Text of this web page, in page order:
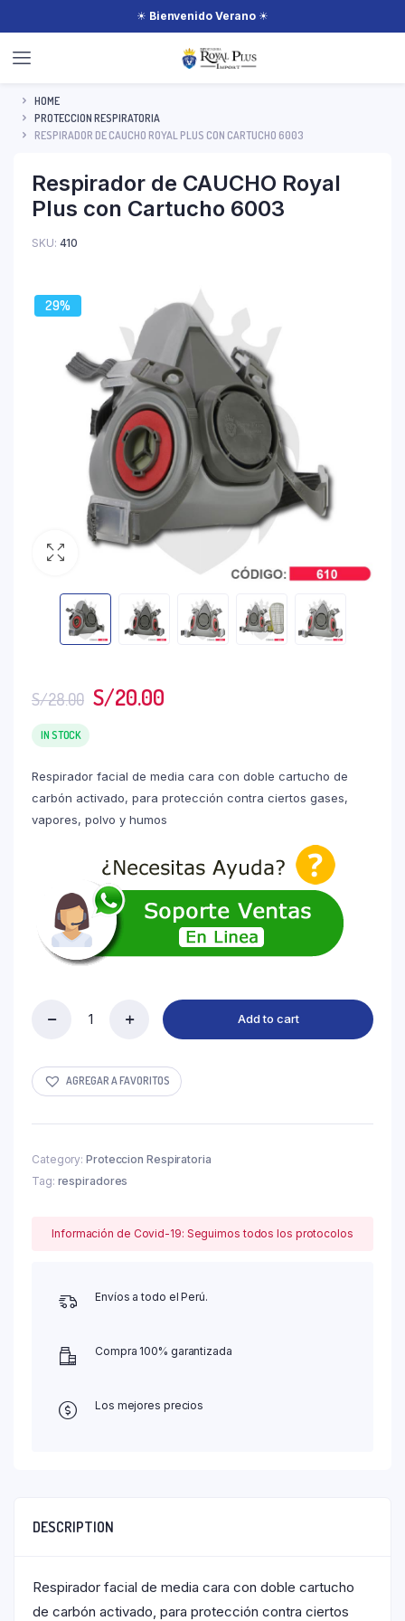
☀ Bienvenido Verano ☀
HOME
PROTECCION RESPIRATORIA
RESPIRADOR DE CAUCHO ROYAL PLUS CON CARTUCHO 6003
Respirador de CAUCHO Royal
Plus con Cartucho 6003
SKU: 410
29%
S/28.00 S/20.00
IN STOCK
Respirador facial de media cara con doble cartucho de
carbón activado, para protección contra ciertos gases,
vapores, polvo y humos
Respirador
Royal
Plus
Cartucho
quantity
Add to cart
AGREGAR A FAVORITOS
Category: Proteccion Respiratoria
Tag: respiradores
Información de Covid-19: Seguimos todos los protocolos
Envíos a todo el Perú.
Compra 100% garantizada
Los mejores precios
DESCRIPTION
Respirador facial de media cara con doble cartucho
de carbón activado, para protección contra ciertos